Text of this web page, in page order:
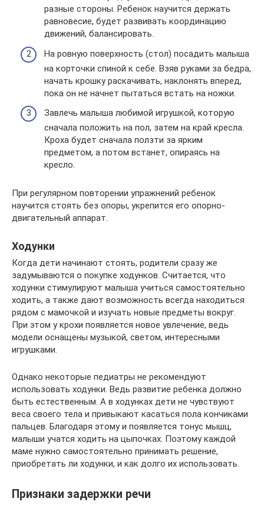
разные стороны. Ребенок научится держать
равновесие, будет развивать координацию
движений, балансировать.
На ровную поверхность (стол) посадить малыша
на корточки спиной к себе. Взяв руками за бедра,
начать крошку раскачивать, наклонять вперед,
пока он не начнет пытаться встать на ножки.
Завлечь малыша любимой игрушкой, которую
сначала положить на пол, затем на край кресла.
Кроха будет сначала ползти за ярким
предметом, а потом встанет, опираясь на
кресло.
При регулярном повторении упражнений ребенок
научится стоять без опоры, укрепится его опорно-
двигательный аппарат.
Ходунки
Когда дети начинают стоять, родители сразу же
задумываются о покупке ходунков. Считается, что
ходунки стимулируют малыша учиться самостоятельно
ходить, а также дают возможность всегда находиться
рядом с мамочкой и изучать новые предметы вокруг.
При этом у крохи появляется новое увлечение, ведь
модели оснащены музыкой, светом, интересными
игрушками.
Однако некоторые педиатры не рекомендуют
использовать ходунки. Ведь развитие ребенка должно
быть естественным. А в ходунках дети не чувствуют
веса своего тела и привыкают касаться пола кончиками
пальцев. Благодаря этому и появляется тонус мышц,
малыши учатся ходить на цыпочках. Поэтому каждой
маме нужно самостоятельно принимать решение,
приобретать ли ходунки, и как долго их использовать.
Признаки задержки речи